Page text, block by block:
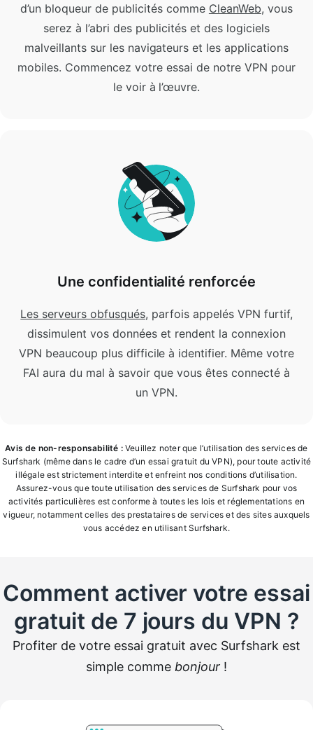
d’un bloqueur de publicités comme CleanWeb, vous
serez à l’abri des publicités et des logiciels
malveillants sur les navigateurs et les applications
mobiles. Commencez votre essai de notre VPN pour
le voir à l’œuvre.
Une confidentialité renforcée
Les serveurs obfusqués, parfois appelés VPN furtif,
dissimulent vos données et rendent la connexion
VPN beaucoup plus difficile à identifier. Même votre
FAI aura du mal à savoir que vous êtes connecté à
un VPN.
Avis de non-responsabilité :Veuillez noter que l’utilisation des services de
Surfshark (même dans le cadre d’un essai gratuit du VPN), pour toute activité
illégale est strictement interdite et enfreint nos conditions d’utilisation.
Assurez-vous que toute utilisation des services de Surfshark pour vos
activités particulières est conforme à toutes les lois et réglementations en
vigueur, notamment celles des prestataires de services et des sites auxquels
vous accédez en utilisant Surfshark.
Comment activer votre essai
gratuit de 7 jours du VPN ?
Profiter de votre essai gratuit avec Surfshark est
simple comme bonjour!